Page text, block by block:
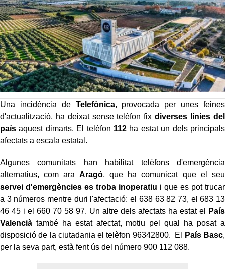
Una incidència de Telefònica, provocada per unes feines
d'actualització, ha deixat sense telèfon fixdiverses línies del
país aquest dimarts. El telèfon 112ha estat un dels principals
afectats a escala estatal.
Algunes comunitats han habilitat telèfons d'emergència
alternatius, com ara Aragó, que ha comunicat que el seu
servei d'emergències es troba inoperatiu i que es pot trucar
a 3 números mentre duri l'afectació: el 638 63 82 73, el 683 13
46 45 i el 660 70 58 97. Un altre dels afectats ha estat el
País
Valencià també ha estat afectat, motiu pel qual ha posat a
disposició de la ciutadania el telèfon 96342800. El
País Basc,
per la seva part, està fent ús del número 900 112 088.